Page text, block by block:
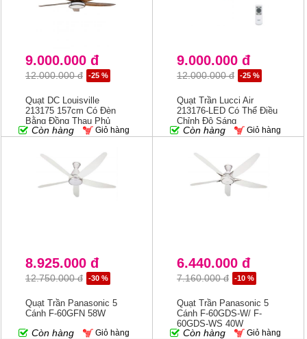
9.000.000 đ
12.000.000 đ -25 %
Quạt DC Louisville
213175 157cm Có Đèn
Bằng Đồng Thau Phủ
Dầu Với Cánh Quạt Koa
Còn hàng Giỏ hàng
9.000.000 đ
12.000.000 đ -25 %
Quạt Trần Lucci Air
213176-LED Có Thể Điều
Chỉnh Độ Sáng
LOUISVILLE
Gỗ/trắng
Còn hàng Giỏ hàng
8.925.000 đ
12.750.000 đ -30 %
Quạt Trần Panasonic 5
Cánh F-60GFN 58W
Còn hàng Giỏ hàng
6.440.000 đ
7.160.000 đ -10 %
Quạt Trần Panasonic 5
Cánh F-60GDS-W/ F-
60GDS-WS 40W
Còn hàng Giỏ hàng